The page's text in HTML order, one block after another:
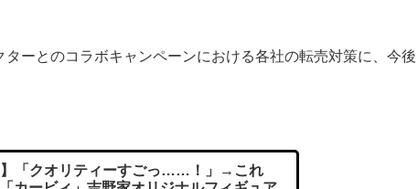
ーとのコラボキャンペーンにおける各社の転売対策に、今後
「クオリティーすごっ……！」→これ